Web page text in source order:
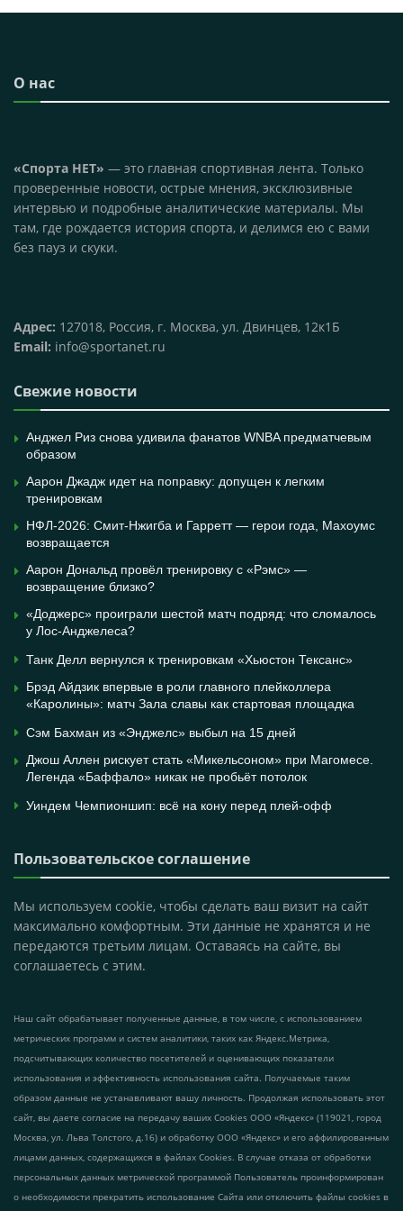
О нас
«Спорта НЕТ» — это главная спортивная лента. Только
проверенные новости, острые мнения, эксклюзивные
интервью и подробные аналитические материалы. Мы
там, где рождается история спорта, и делимся ею с вами
без пауз и скуки.
Адрес: 127018, Россия, г. Москва, ул. Двинцев, 12к1Б
Email: info@sportanet.ru
Свежие новости
Анджел Риз снова удивила фанатов WNBA предматчевым
образом
Аарон Джадж идет на поправку: допущен к легким
тренировкам
НФЛ-2026: Смит-Нжигба и Гарретт — герои года, Махоумс
возвращается
Аарон Дональд провёл тренировку с «Рэмс» —
возвращение близко?
«Доджерс» проиграли шестой матч подряд: что сломалось
у Лос-Анджелеса?
Танк Делл вернулся к тренировкам «Хьюстон Тексанс»
Брэд Айдзик впервые в роли главного плейколлера
«Каролины»: матч Зала славы как стартовая площадка
Сэм Бахман из «Энджелс» выбыл на 15 дней
Джош Аллен рискует стать «Микельсоном» при Магомесе.
Легенда «Баффало» никак не пробьёт потолок
Уиндем Чемпионшип: всё на кону перед плей-офф
Пользовательское соглашение
Мы используем cookie, чтобы сделать ваш визит на сайт
максимально комфортным. Эти данные не хранятся и не
передаются третьим лицам. Оставаясь на сайте, вы
соглашаетесь с этим.
Наш сайт обрабатывает полученные данные, в том числе, с использованием
метрических программ и систем аналитики, таких как Яндекс.Метрика,
подсчитывающих количество посетителей и оценивающих показатели
использования и эффективность использования сайта. Получаемые таким
образом данные не устанавливают вашу личность. Продолжая использовать этот
сайт, вы даете согласие на передачу ваших Cookies ООО «Яндекс» (119021, город
Москва, ул. Льва Толстого, д.16) и обработку ООО «Яндекс» и его аффилированным
лицами данных, содержащихся в файлах Cookies. В случае отказа от обработки
персональных данных метрической программой Пользователь проинформирован
о необходимости прекратить использование Сайта или отключить файлы cookies в